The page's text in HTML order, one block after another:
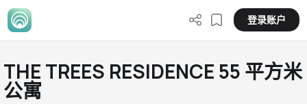
登录账户
THE TREES RESIDENCE 55 平方米
公寓